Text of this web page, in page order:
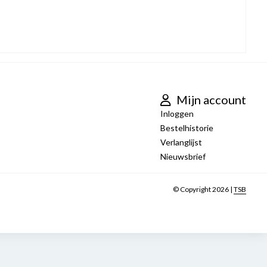
Mijn account
Inloggen
Bestelhistorie
Verlanglijst
Nieuwsbrief
© Copyright 2026 | TSB